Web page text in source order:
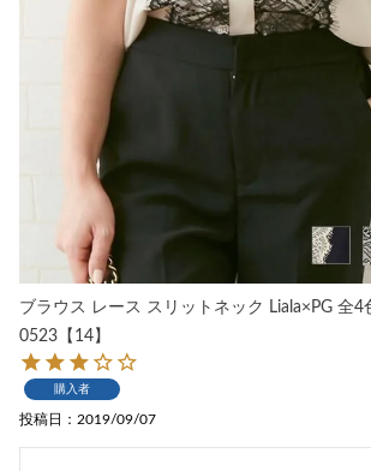
ブラウス レース スリットネック Liala×PG 全4
0523【14】
購入者
投稿日 2019/09/07